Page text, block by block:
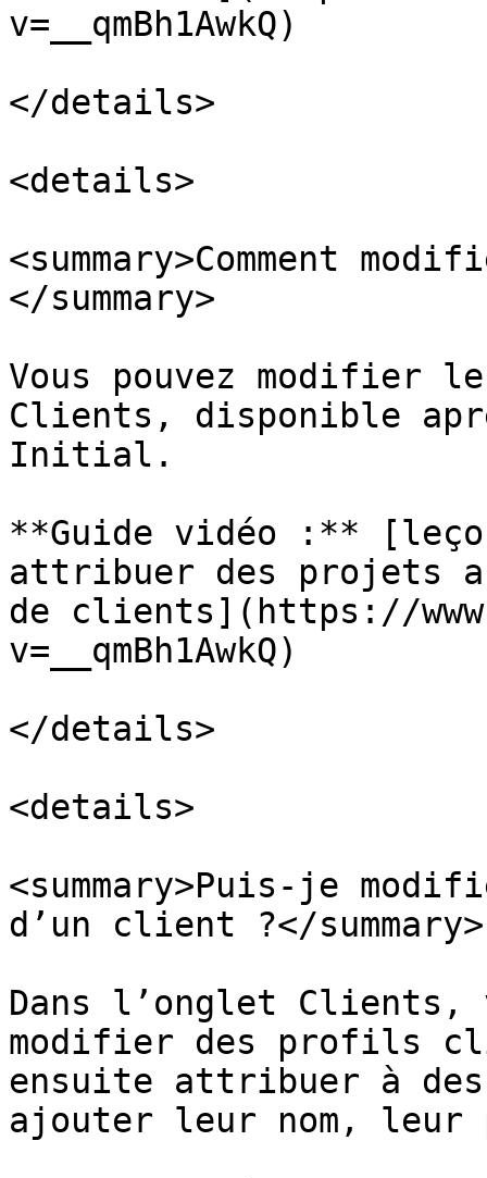
v=__qmBh1AwkQ)
</details>
<details>
<summary>Comment
</summary>
Vous pouvez modifier
Clients, disponible
Initial.
**Guide vidéo :**
attribuer des projets
de clients](https://
v=__qmBh1AwkQ)
</details>
<details>
<summary>Puis-je
d’un client ?</summary>
Dans l’onglet Clients,
modifier des profils
ensuite attribuer à
ajouter leur nom,